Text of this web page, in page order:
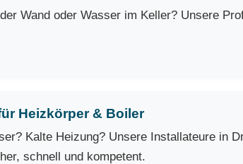
Wand oder Wasser im Keller? Unsere
Heizkörper & Boiler
Kalte Heizung? Unsere Installateure in
schnell und kompetent.